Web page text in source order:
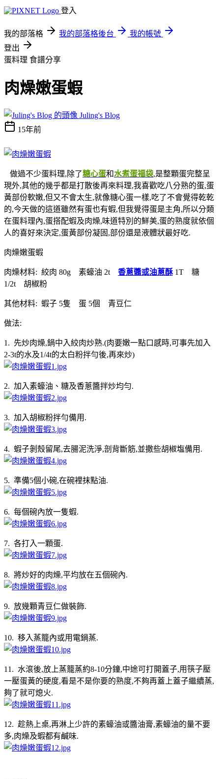
登入
我的部落格 我的部落格後台
我的帳號
登出
蛋料理 食譜分享
肉燥嫩蛋蝦
Juling's Blog
15年前
做過不少蛋料理,除了糖心蛋和水煮蛋福袋,是整顆蛋完整呈
現外,其他的幾乎都是打散後再來料理,我喜歡吃八分熟的蛋,蛋
黃部份軟嫩,但又不會太生,就像糖心蛋一樣,吃了不會覺得乾乾
的,今天做的這道雖然有蛋也有蝦,但我覺得蛋是主角,所以分類
在蛋料理內,蛋搭配蝦及肉燥,味道特別的鮮美,蛋的熟度就依個
人的喜好來決定,蛋黃部份凝固,部份還是液體狀最好吃.
肉燥嫩蛋蝦
肉燥材料: 絞肉 80g 素蠔油 2t 香蔥醬或油蔥酥1T 糖
1/2t 胡椒粉
其他材料: 蝦子 5隻 蛋 5個 青豆仁
做法:
1. 先炒肉燥,鍋中入絞肉炒熟.(肉要嫩一點口感時,可事先加入
2-3t的水及1/4t的太白粉拌勻後,再來炒)
2. 加入素蠔油、糖及香蔥醬拌炒均勻.
3. 加入胡椒粉拌勻備用.
4. 蝦子剝殼留尾,去腸泥洗淨,剖背斷筋,並撒些胡椒塩備用.
5. 準備5個小碗,在碗裡抹點油.
6. 每個碗內放一隻蝦.
7. 各打入一顆蛋.
8. 將炒好的肉燥,平均放在五個碗內.
9. 放幾顆青豆仁做裝飾.
10. 移入蒸籠內或用電鍋蒸.
11. 水滾後,放上蒸籠蒸約8-10分鐘,中途可打開蓋子,用筷子壓
一壓蛋黃的硬度,看是不是你要的熟度,不夠再蓋上蓋子繼續蒸,
夠了就可熄火.
12. 趁熱上桌,再淋上少許的素蠔油或醬油膏,素蠔油的量不要
多,肉燥及蝦都有鹹味.